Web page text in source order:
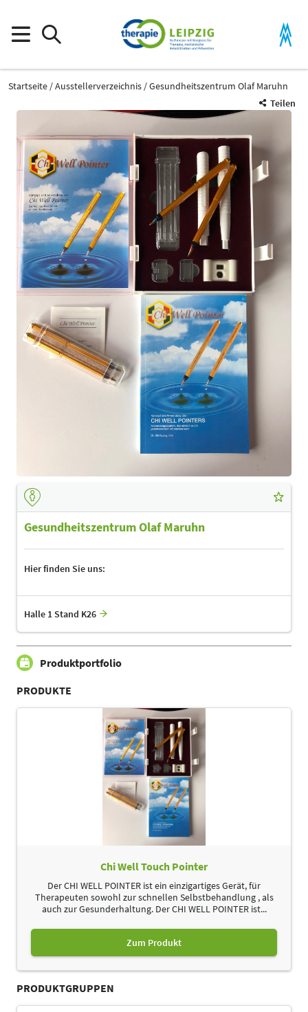
Startseite Ausstellerverzeichnis
Gesundheitszentrum Olaf Maruhn
Teilen
Gesundheitszentrum Olaf Maruhn
Hier finden Sie uns:
Halle 1 Stand K26
Produktportfolio
PRODUKTE
Chi Well Touch Pointer
Der CHI WELL POINTER ist ein einzigartiges Gerät, für
Therapeuten sowohl zur schnellen Selbstbehandlung , als
auch zur Gesunderhaltung. Der CHI WELL POINTER ist...
Zum Produkt
PRODUKTGRUPPEN